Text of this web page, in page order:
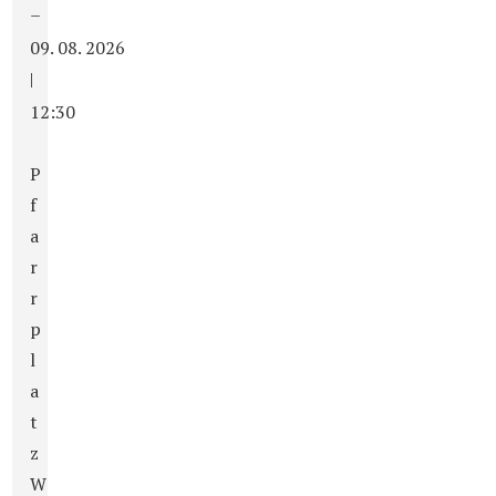
–
09. 08. 2026
|
12:30
P
f
a
r
r
p
l
a
t
z
W